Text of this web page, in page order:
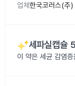
업체 한국코러스(주)
세파실캡
이 약은 세균 감염